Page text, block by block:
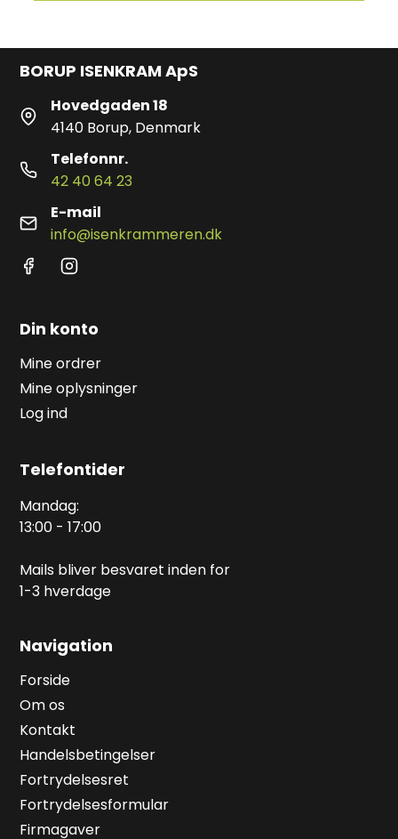
BORUP ISENKRAM ApS
Hovedgaden 18
4140 Borup, Denmark
Telefonnr.
42 40 64 23
E-mail
info@isenkrammeren.dk
Din konto
Mine ordrer
Mine oplysninger
Log ind
Telefontider
Mandag:
13:00 - 17:00
Mails bliver besvaret inden for
1-3 hverdage
Navigation
Forside
Om os
Kontakt
Handelsbetingelser
Fortrydelsesret
Fortrydelsesformular
Firmagaver